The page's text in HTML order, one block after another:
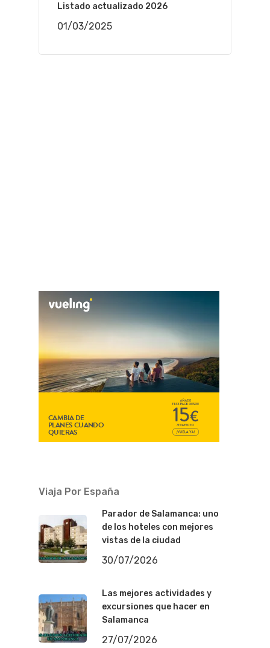
Listado actualizado 2026
01/03/2025
Viaja Por España
Parador de Salamanca: uno
de los hoteles con mejores
vistas de la ciudad
30/07/2026
Las mejores actividades y
excursiones que hacer en
Salamanca
27/07/2026